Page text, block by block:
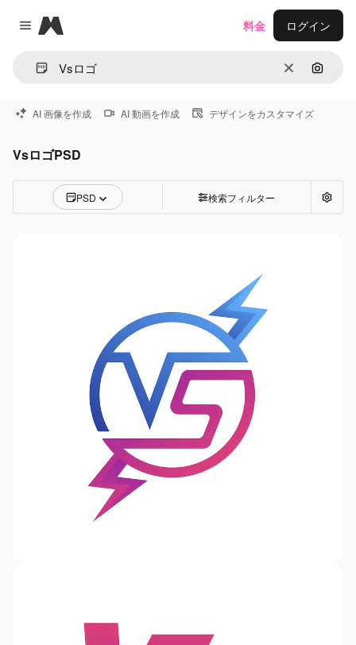
Close menu
Magnific
消去 画像で
料金 ログイン
AI 画像を作成 AI 動画を作成 デザインをカスタマイズ
VsロゴPSD
PSD 検索フィルター